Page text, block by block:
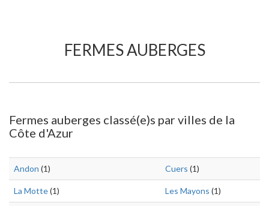
FERMES AUBERGES
Fermes auberges classé(e)s par villes de la
Côte d'Azur
Andon (1) Cuers (1)
La Motte(1) Les Mayons (1)